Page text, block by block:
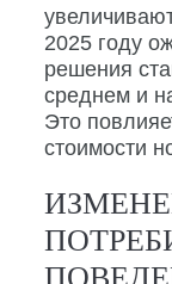
2025 году
решения
среднем и
Это
стоимости